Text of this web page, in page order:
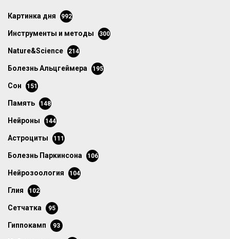
картинка дня 992
инструменты и методы 300
Nature&Science 214
болезнь Альцгеймера 195
сон 151
память 148
нейроны 144
астроциты 111
болезнь Паркинсона 106
нейрозоология 104
глия 102
сетчатка 95
гиппокамп 93